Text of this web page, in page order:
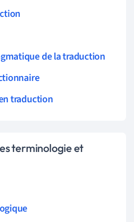
de la traduction
traduction
terminologie et